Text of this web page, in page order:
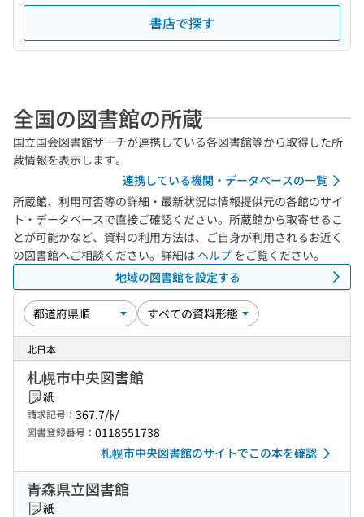
書店で探す
全国の図書館の所蔵
国立国会図書館サーチが連携している各図書館等から取得した所
蔵情報を表示します。
連携している機関・データベースの一覧
所蔵館、利用可否等の詳細・最新状況は情報提供元の各館のサイ
ト・データベースで直接ご確認ください。所蔵館から取寄せるこ
とが可能かなど、資料の利用方法は、ご自身が利用されるお近く
の図書館へご相談ください。詳細は ヘルプ をご覧ください。
地域の図書館を設定する
北日本
札幌市中央図書館
紙
請求記号： 367.7/ﾄ/
図書登録番号： 0118551738
札幌市中央図書館のサイトでこの本を確認
青森県立図書館
紙